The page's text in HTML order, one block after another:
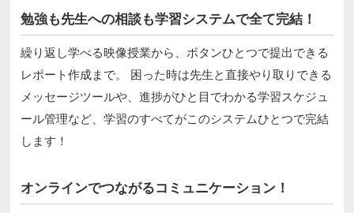
勉強も先生への相談も学習システムで全て完結！
繰り返し学べる映像授業から、ボタンひとつで提出できる
レポート作成まで。 困った時は先生と直接やり取りできる
メッセージツールや、進捗がひと目でわかる学習スケジュ
ール管理など、学習のすべてがこのシステムひとつで完結
します！
オンラインでつながるコミュニケーション！